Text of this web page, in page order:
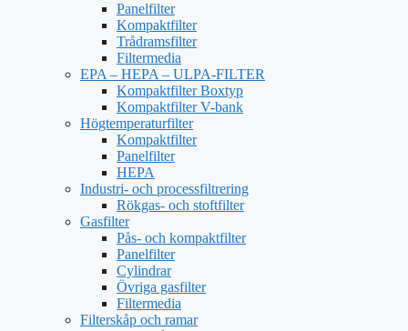
Panelfilter
Kompaktfilter
Trådramsfilter
Filtermedia
EPA – HEPA – ULPA-FILTER
Kompaktfilter Boxtyp
Kompaktfilter V-bank
Högtemperaturfilter
Kompaktfilter
Panelfilter
HEPA
Industri- och processfiltrering
Rökgas- och stoftfilter
Gasfilter
Pås- och kompaktfilter
Panelfilter
Cylindrar
Övriga gasfilter
Filtermedia
Filterskåp och ramar